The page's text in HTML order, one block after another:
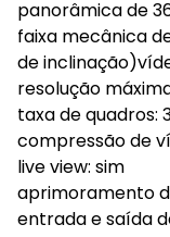
panorâmica de
faixa mecânica
de
resolução
taxa de quadros:
compressão de
live view: sim
aprimoramento
entrada e saída